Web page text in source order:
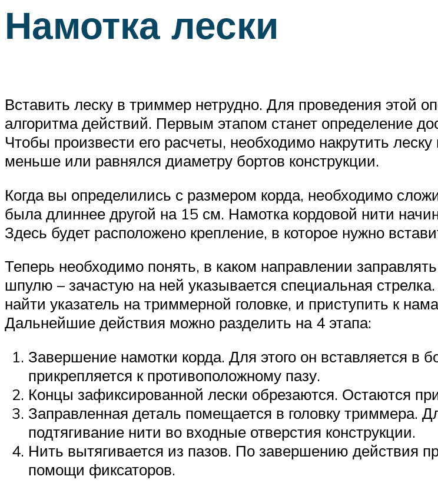
Намотка лески
Вставить леску в триммер нетрудно. Для проведения этой
алгоритма действий. Первым этапом станет определение
Чтобы произвести его расчеты, необходимо накрутить
меньше или равнялся диаметру бортов конструкции.
Когда вы определились с размером корда, необходимо
была длиннее другой на 15 см. Намотка кордовой нити
Здесь будет расположено крепление, в которое нужно
Теперь необходимо понять, в каком направлении
шпулю – зачастую на ней указывается специальная
найти указатель на триммерной головке, и приступить к
Дальнейшие действия можно разделить на 4 этапа:
Завершение намотки корда. Для этого он вставляется в
прикрепляется к противоположному пазу.
Концы зафиксированной лески обрезаются. Остаются
Заправленная деталь помещается в головку триммера.
подтягивание нити во входные отверстия конструкции.
Нить вытягивается из пазов. По завершению действия
помощи фиксаторов.